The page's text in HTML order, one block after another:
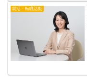
就活・転職活動